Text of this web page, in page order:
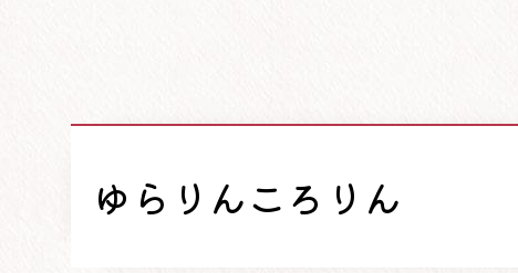
ゆらりんころりん